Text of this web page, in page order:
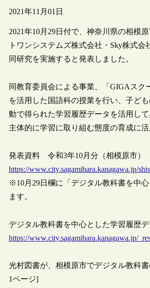
2021年11月01日
2021年10月29日付で、神奈川県の相模
トワンシステムズ株式会社・Sky株式
同研究を実施すると発表しました。
同教育委員会による事業、「GIGAス
を活用した国語科の授業を行い、子ど
動で得られた学習履歴データを活用し
主体的に学習に取り組む態度の育成に活
発表資料 令和3年10月分（相模原市）
https://www.city.sagamihara.kanagawa.jp/
※10月29日欄に「デジタル教科書を中
ます。
デジタル教科書を中心とした学習履歴
https://www.city.sagamihara.kanagawa.jp/
光村図書が、相模原市でデジタル教科
1ページ]